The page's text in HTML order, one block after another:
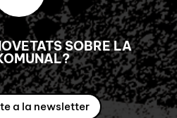
SOBRE LA
a la newsletter